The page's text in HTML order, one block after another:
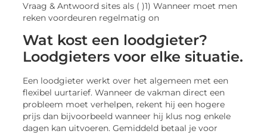
Vraag & Antwoord sites als ( )1) Wanneer moet men
reken voordeuren regelmatig on
Wat kost een loodgieter?
Loodgieters voor elke situatie.
Een loodgieter werkt over het algemeen met een
flexibel uurtarief. Wanneer de vakman direct een
probleem moet verhelpen, rekent hij een hogere
prijs dan bijvoorbeeld wanneer hij klus nog enkele
dagen kan uitvoeren. Gemiddeld betaal je voor